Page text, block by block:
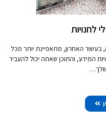
לחנויות
בעשור האחרון, מתאפיינת יותר מכל
המידע, והתוכן שאתה יכול להעביר
שלך…